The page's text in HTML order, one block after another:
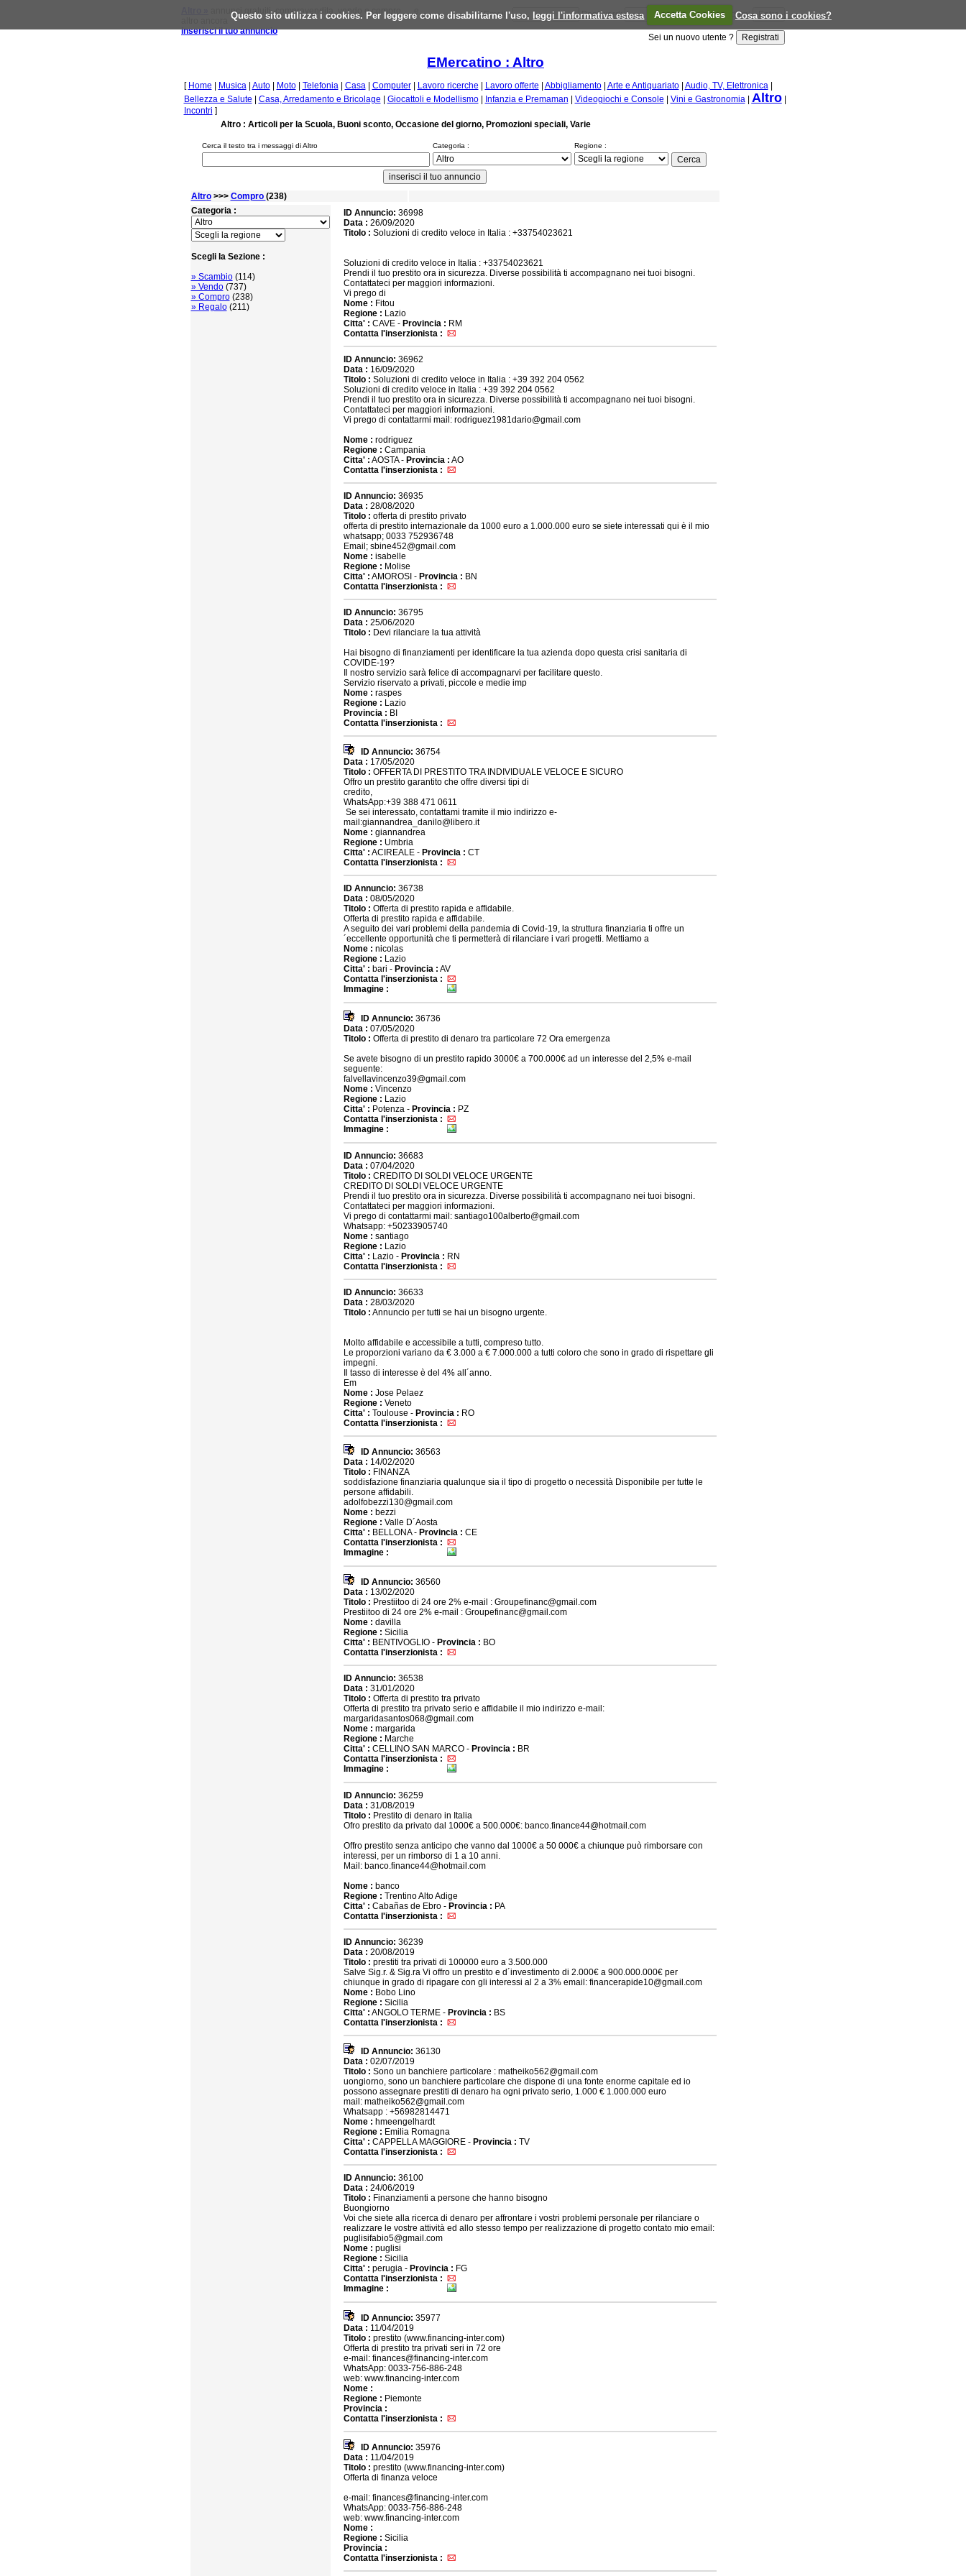
Questo sito utilizza i cookies. Per leggere come disabilitarne l'uso, leggi l'informativa estesa Accetta Cookies Cosa sono i cookies?
annunci gratuiti, compravendita, vendo e compro, ... e
inserisci il tuo annuncio
Email : Password: Ricordami
Sei un nuovo utente ?
EMercatino : Altro
[ Home Musica| Auto| Moto| Telefonia| Casa| Computer| Lavoro ricerche Lavoro offerte Abbigliamento| Arte e Antiquariato| Audio, TV, Elettronica|
Bellezza e Salute
Casa, Arredamento e Bricolage Giocattoli e Modellismo| Infanzia e Premaman Videogiochi e Console Vini e Gastronomia| Altro|
Incontri ]
Altro : Articoli per la Scuola, Buoni sconto, Occasione del giorno, Promozioni speciali, Varie
Cerca il testo tra i messaggi di Altro Categoria : Regione :
Altro>>> Compro (238)
Categoria :
Scegli la Sezione :
» Scambio(114)
» Vendo(737)
» Compro(238)
» Regalo(211)
ID Annuncio: 36998
Data : 26/09/2020
Titolo : Soluzioni di credito veloce in Italia : +33754023621
Soluzioni di credito veloce in Italia : +33754023621
Prendi il tuo prestito ora in sicurezza. Diverse possibilità ti accompagnano nei tuoi bisogni.
Contattateci per maggiori informazioni.
Vi prego di
Nome : Fitou
Regione : Lazio
Citta' : CAVE - Provincia : RM
Contatta l'inserzionista :
ID Annuncio: 36962
Data : 16/09/2020
Titolo : Soluzioni di credito veloce in Italia : +39 392 204 0562
Soluzioni di credito veloce in Italia : +39 392 204 0562
Prendi il tuo prestito ora in sicurezza. Diverse possibilità ti accompagnano nei tuoi bisogni.
Contattateci per maggiori informazioni.
Vi prego di contattarmi mail: rodriguez1981dario@gmail.com
Nome : rodriguez
Regione : Campania
Citta' : AOSTA - Provincia : AO
Contatta l'inserzionista :
ID Annuncio: 36935
Data : 28/08/2020
Titolo : offerta di prestito privato
offerta di prestito internazionale da 1000 euro a 1.000.000 euro se siete interessati qui è il mio
whatsapp; 0033 752936748
Email; sbine452@gmail.com
Nome : isabelle
Regione : Molise
Citta' : AMOROSI - Provincia : BN
Contatta l'inserzionista :
ID Annuncio: 36795
Data : 25/06/2020
Titolo : Devi rilanciare la tua attività
Hai bisogno di finanziamenti per identificare la tua azienda dopo questa crisi sanitaria di
COVIDE-19?
Il nostro servizio sarà felice di accompagnarvi per facilitare questo.
Servizio riservato a privati, piccole e medie imp
Nome : raspes
Regione : Lazio
Provincia : BI
Contatta l'inserzionista :
ID Annuncio: 36754
Data : 17/05/2020
Titolo : OFFERTA DI PRESTITO TRA INDIVIDUALE VELOCE E SICURO
Offro un prestito ga­rantito che offre di­versi tipi di
credito,
WhatsApp:+39 388 471 0611
​ Se sei interessat­o, contattami tramite il mio indirizzo e-
mail:giannandrea_da­nilo@libero.it
Nome : giannandrea
Regione : Umbria
Citta' : ACIREALE - Provincia : CT
Contatta l'inserzionista :
ID Annuncio: 36738
Data : 08/05/2020
Titolo : Offerta di prestito rapida e affidabile.
Offerta di prestito rapida e affidabile.
A seguito dei vari problemi della pandemia di Covid-19, la struttura finanziaria ti offre un
´eccellente opportunità che ti permetterà di rilanciare i vari progetti. Mettiamo a
Nome : nicolas
Regione : Lazio
Citta' : bari - Provincia : AV
Contatta l'inserzionista :
Immagine :
ID Annuncio: 36736
Data : 07/05/2020
Titolo : Offerta di prestito di denaro tra particolare 72 Ora emergenza
Se avete bisogno di un prestito rapido 3000€ a 700.000€ ad un interesse del 2,5% e-mail
seguente:
falvellavincenzo39@gmail.com
Nome : Vincenzo
Regione : Lazio
Citta' : Potenza - Provincia : PZ
Contatta l'inserzionista :
Immagine :
ID Annuncio: 36683
Data : 07/04/2020
Titolo : CREDITO DI SOLDI VELOCE URGENTE
CREDITO DI SOLDI VELOCE URGENTE
Prendi il tuo prestito ora in sicurezza. Diverse possibilità ti accompagnano nei tuoi bisogni.
Contattateci per maggiori informazioni.
Vi prego di contattarmi mail: santiago100alberto@gmail.com
Whatsapp: +50233905740
Nome : santiago
Regione : Lazio
Citta' : Lazio - Provincia : RN
Contatta l'inserzionista :
ID Annuncio: 36633
Data : 28/03/2020
Titolo : Annuncio per tutti se hai un bisogno urgente.
Molto affidabile e accessibile a tutti, compreso tutto.
Le proporzioni variano da € 3.000 a € 7.000.000 a tutti coloro che sono in grado di rispettare gli
impegni.
Il tasso di interesse è del 4% all´anno.
Em
Nome : Jose Pelaez
Regione : Veneto
Citta' : Toulouse - Provincia : RO
Contatta l'inserzionista :
ID Annuncio: 36563
Data : 14/02/2020
Titolo : FINANZA
soddisfazione finanziaria qualunque sia il tipo di progetto o necessità Disponibile per tutte le
persone affidabili.
adolfobezzi130@gmail.com
Nome : bezzi
Regione : Valle D´Aosta
Citta' : BELLONA - Provincia : CE
Contatta l'inserzionista :
Immagine :
ID Annuncio: 36560
Data : 13/02/2020
Titolo : Prestiitoo di 24 ore 2% e-mail : Groupefinanc@gmail.com
Prestiitoo di 24 ore 2% e-mail : Groupefinanc@gmail.com
Nome : davilla
Regione : Sicilia
Citta' : BENTIVOGLIO - Provincia : BO
Contatta l'inserzionista :
ID Annuncio: 36538
Data : 31/01/2020
Titolo : Offerta di prestito tra privato
Offerta di prestito tra privato serio e affidabile il mio indirizzo e-mail:
margaridasantos068@gmail.com
Nome : margarida
Regione : Marche
Citta' : CELLINO SAN MARCO - Provincia : BR
Contatta l'inserzionista :
Immagine :
ID Annuncio: 36259
Data : 31/08/2019
Titolo : Prestito di denaro in Italia
Ofro prestito da privato dal 1000€ a 500.000€: banco.finance44@hotmail.com
Offro prestito senza anticipo che vanno dal 1000€ a 50 000€ a chiunque può rimborsare con
interessi, per un rimborso di 1 a 10 anni.
Mail: banco.finance44@hotmail.com
Nome : banco
Regione : Trentino Alto Adige
Citta' : Cabañas de Ebro - Provincia : PA
Contatta l'inserzionista :
ID Annuncio: 36239
Data : 20/08/2019
Titolo : prestiti tra privati di 100000 euro a 3.500.000
Salve Sig.r. & Sig.ra Vi offro un prestito e d´investimento di 2.000€ a 900.000.000€ per
chiunque in grado di ripagare con gli interessi al 2 a 3% email: financerapide10@gmail.com
Nome : Bobo Lino
Regione : Sicilia
Citta' : ANGOLO TERME - Provincia : BS
Contatta l'inserzionista :
ID Annuncio: 36130
Data : 02/07/2019
Titolo : Sono un banchiere particolare : matheiko562@gmail.com
uongiorno, sono un banchiere particolare che dispone di una fonte enorme capitale ed io
possono assegnare prestiti di denaro ha ogni privato serio, 1.000 € 1.000.000 euro
mail: matheiko562@gmail.com
Whatsapp : +56982814471
Nome : hmeengelhardt
Regione : Emilia Romagna
Citta' : CAPPELLA MAGGIORE - Provincia : TV
Contatta l'inserzionista :
ID Annuncio: 36100
Data : 24/06/2019
Titolo : Finanziamenti a persone che hanno bisogno
Buongiorno
Voi che siete alla ricerca di denaro per affrontare i vostri problemi personale per rilanciare o
realizzare le vostre attività ed allo stesso tempo per realizzazione di progetto contato mio email:
puglisifabio5@gmail.com
Nome : puglisi
Regione : Sicilia
Citta' : perugia - Provincia : FG
Contatta l'inserzionista :
Immagine :
ID Annuncio: 35977
Data : 11/04/2019
Titolo : prestito (www.financing-inter.com)
Offerta di prestito tra privati seri in 72 ore
e-mail: finances@financing-inter.com
WhatsApp: 0033-756-886-248
web: www.financing-inter.com
Nome :
Regione : Piemonte
Provincia :
Contatta l'inserzionista :
ID Annuncio: 35976
Data : 11/04/2019
Titolo : prestito (www.financing-inter.com)
Offerta di finanza veloce
e-mail: finances@financing-inter.com
WhatsApp: 0033-756-886-248
web: www.financing-inter.com
Nome :
Regione : Sicilia
Provincia :
Contatta l'inserzionista :